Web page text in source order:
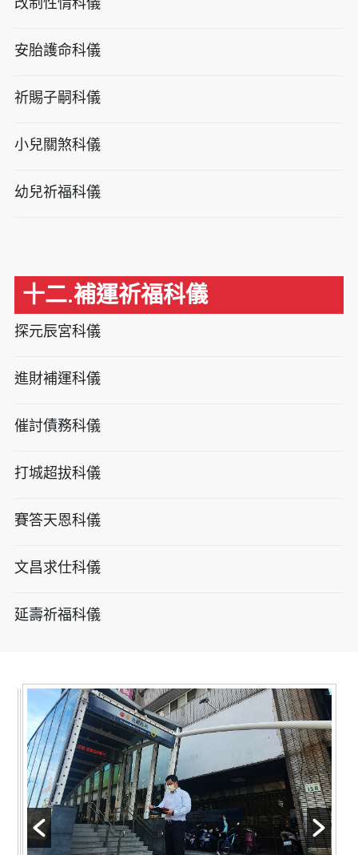
安胎護命科儀
祈賜子嗣科儀
小兒關煞科儀
幼兒祈福科儀
十二.補運祈福科儀
探元辰宮科儀
進財補運科儀
催討債務科儀
打城超拔科儀
賽答天恩科儀
文昌求仕科儀
延壽祈福科儀